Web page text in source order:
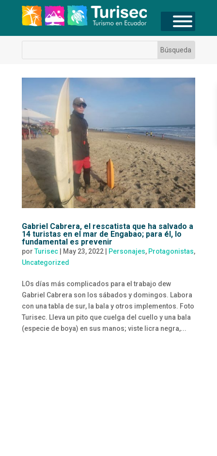
Gabriel Cabrera, el rescatista que ha salvado a
14 turistas en el mar de Engabao; para él, lo
fundamental es prevenir
por Turisec| May 23, 2022| Personajes, Protagonistas,
Uncategorized
LOs días más complicados para el trabajo dew
Gabriel Cabrera son los sábados y domingos. Labora
con una tabla de sur, la bala y otros implementos. Foto
Turisec. Lleva un pito que cuelga del cuello y una bala
(especie de boya) en sus manos; viste licra negra,...